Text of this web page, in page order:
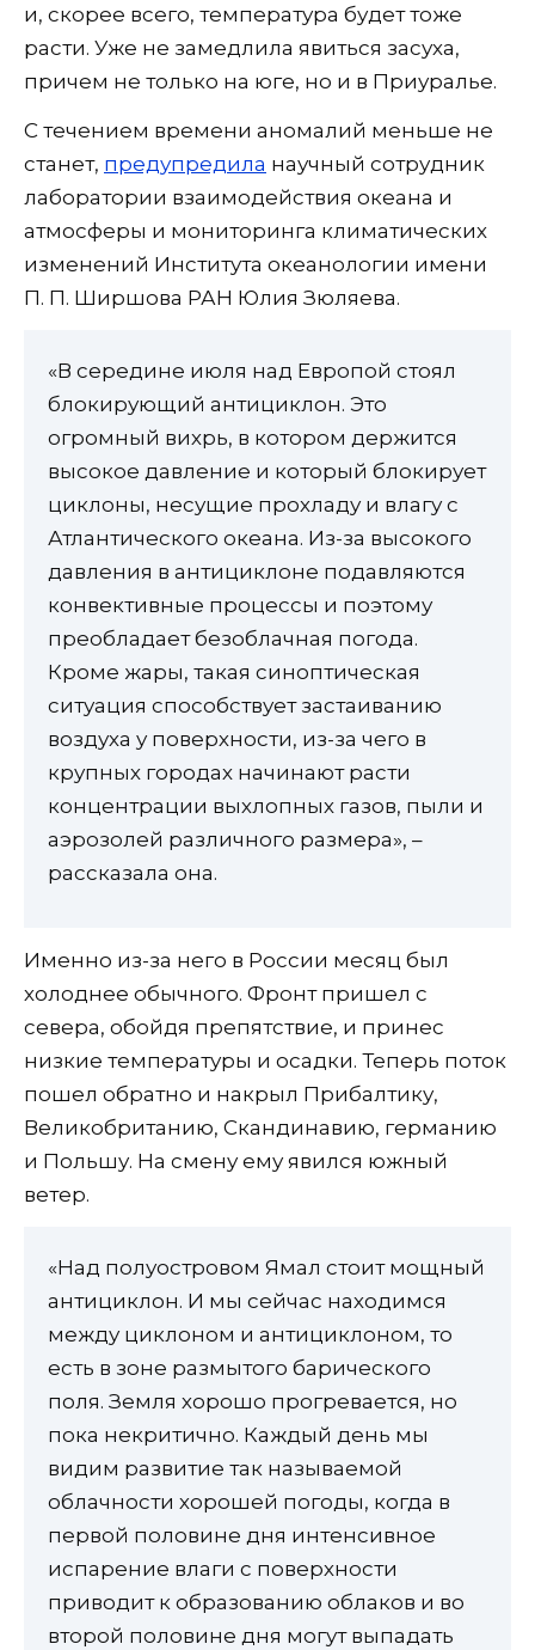
и, скорее всего, температура будет тоже
расти. Уже не замедлила явиться засуха,
причем не только на юге, но и в Приуралье.
С течением времени аномалий меньше не
станет, предупредила научный сотрудник
лаборатории взаимодействия океана и
атмосферы и мониторинга климатических
изменений Института океанологии имени
П. П. Ширшова РАН Юлия Зюляева.
«В середине июля над Европой стоял
блокирующий антициклон. Это
огромный вихрь, в котором держится
высокое давление и который блокирует
циклоны, несущие прохладу и влагу с
Атлантического океана. Из-за высокого
давления в антициклоне подавляются
конвективные процессы и поэтому
преобладает безоблачная погода.
Кроме жары, такая синоптическая
ситуация способствует застаиванию
воздуха у поверхности, из-за чего в
крупных городах начинают расти
концентрации выхлопных газов, пыли и
аэрозолей различного размера», –
рассказала она.
Именно из-за него в России месяц был
холоднее обычного. Фронт пришел с
севера, обойдя препятствие, и принес
низкие температуры и осадки. Теперь поток
пошел обратно и накрыл Прибалтику,
Великобританию, Скандинавию, германию
и Польшу. На смену ему явился южный
ветер.
«Над полуостровом Ямал стоит мощный
антициклон. И мы сейчас находимся
между циклоном и антициклоном, то
есть в зоне размытого барического
поля. Земля хорошо прогревается, но
пока некритично. Каждый день мы
видим развитие так называемой
облачности хорошей погоды, когда в
первой половине дня интенсивное
испарение влаги с поверхности
приводит к образованию облаков и во
второй половине дня могут выпадать